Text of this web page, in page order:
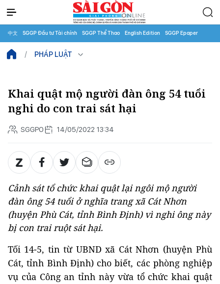
中文 SGGP Đầu tư Tài chính SGGP Thể Thao English Edition SGGP Epaper
PHÁP LUẬT
Khai quật mộ người đàn ông 54 tuổi
nghi do con trai sát hại
SGGPO 14/05/2022 13:34
Cảnh sát tổ chức khai quật lại ngôi mộ người
đàn ông 54 tuổi ở nghĩa trang xã Cát Nhơn
(huyện Phù Cát, tỉnh Bình Định) vì nghi ông này
bị con trai ruột sát hại.
Tối 14-5, tin từ UBND xã Cát Nhơn (huyện Phù
Cát, tỉnh Bình Định) cho biết, các phòng nghiệp
vụ của Công an tỉnh này vừa tổ chức khai quật